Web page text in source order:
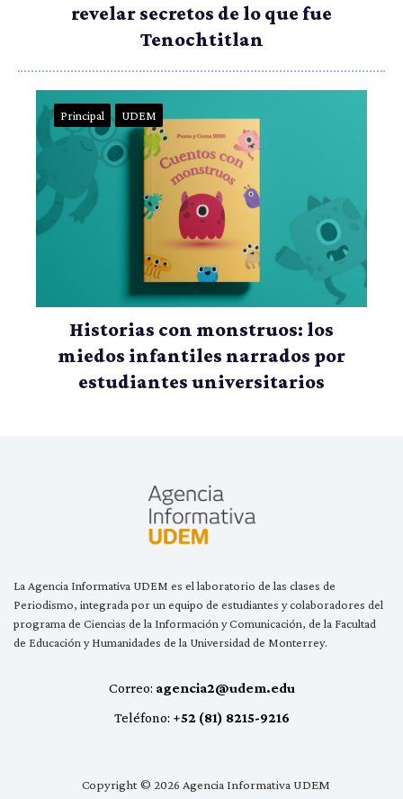
revelar secretos de lo que fue
Tenochtitlan
Principal UDEM
Historias con monstruos: los
miedos infantiles narrados por
estudiantes universitarios
La Agencia Informativa UDEM es el laboratorio de las clases de
Periodismo, integrada por un equipo de estudiantes y colaboradores del
programa de Ciencias de la Información y Comunicación, de la Facultad
de Educación y Humanidades de la Universidad de Monterrey.
Correo: agencia2@udem.edu
Teléfono: +52 (81) 8215-9216
Copyright © 2026 Agencia Informativa UDEM